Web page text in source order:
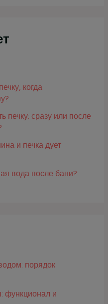
когда
печку: сразу или после
и печка дует
вода после бани?
порядок
функционал и